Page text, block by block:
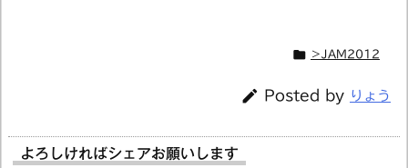
 ＞JAM2012
 Posted by りょう
よろしければシェアお願いします